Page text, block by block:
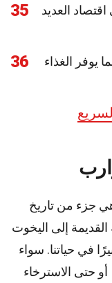
35
العديد
36
يوفر الغذاء
جزء من تاريخ
إلى اليخوت
في حياتنا. سواء
أو حتى الاسترخاء